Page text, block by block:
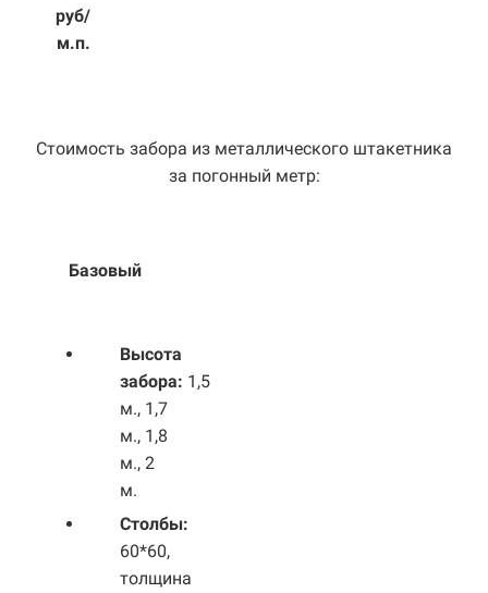
руб/
м.п.
Стоимость забора из металлического штакетника
за погонный метр:
Базовый
Высота
забора: 1,5
м., 1,7
м., 1,8
м., 2
м.
Столбы:
60*60,
толщина